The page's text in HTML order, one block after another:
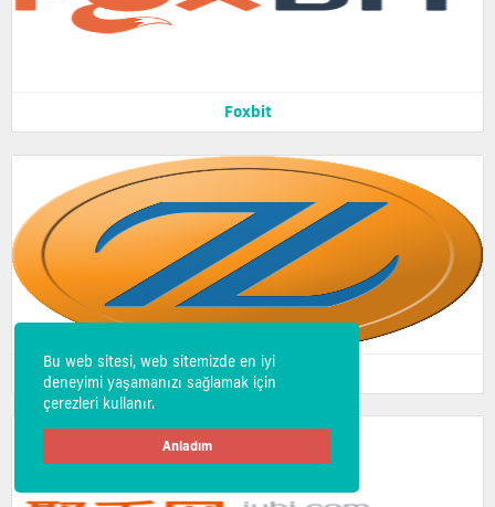
Bu web sitesi, web sitemizde en iyi
deneyimi yaşamanızı sağlamak için
çerezleri kullanır.
Anladım
Foxbit
Zaif